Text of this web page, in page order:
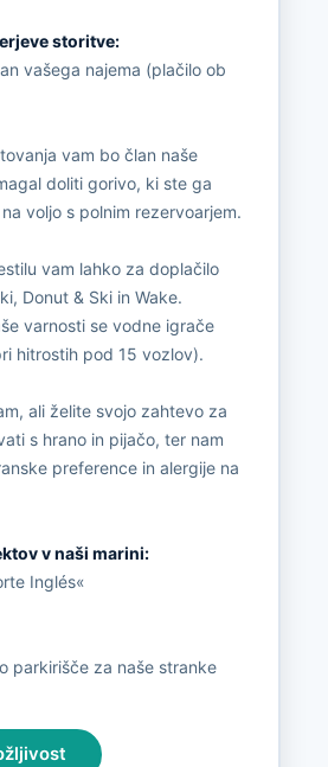
storitve:
vašega najema (plačilo ob
vam bo član naše
doliti gorivo, ki ste ga
voljo s polnim rezervoarjem.
vam lahko za doplačilo
Donut & Ski in Wake.
varnosti se vodne igrače
hitrostih pod 15 vozlov).
ali želite svojo zahtevo za
s hrano in pijačo, ter nam
preference in alergije na
v naši marini:
Inglés«
parkirišče za naše stranke